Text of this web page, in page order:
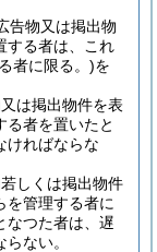
告物又は掲出物
する者は、これ
者に限る。)を
は掲出物件を表
る者を置いたと
ければならな
しくは掲出物件
を管理する者に
なつた者は、遅
ない。